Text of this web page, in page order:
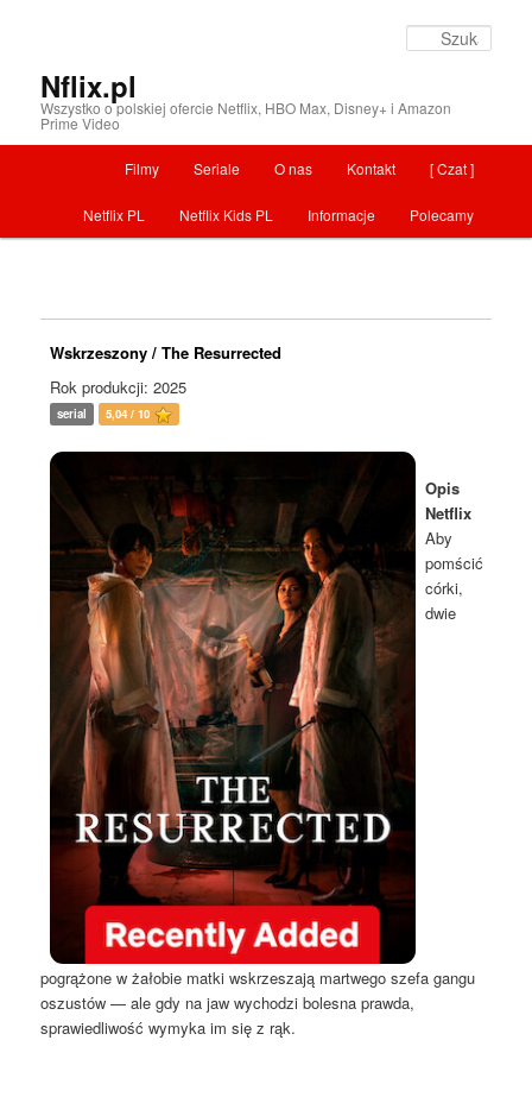
Nflix.pl
Wszystko o polskiej ofercie Netflix, HBO Max, Disney+ i Amazon
Prime Video
Menu główne
Przeskocz do tekstu [ Czat ]
Kontakt
O nas
Seriale
Filmy
Polecamy
Informacje
Netflix Kids PL
Netflix PL
Wskrzeszony / The Resurrected
Rok produkcji: 2025
serial 5,04 / 10
Opis
Netflix
Aby
pomścić
córki,
dwie
pogrążone w żałobie matki wskrzeszają martwego szefa gangu
oszustów — ale gdy na jaw wychodzi bolesna prawda,
sprawiedliwość wymyka im się z rąk.